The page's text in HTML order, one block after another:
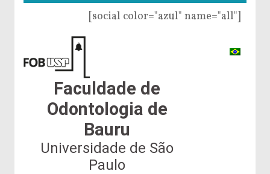
[social color="azul" name="all"]
Faculdade de
Odontologia de
Bauru
Universidade de São
Paulo